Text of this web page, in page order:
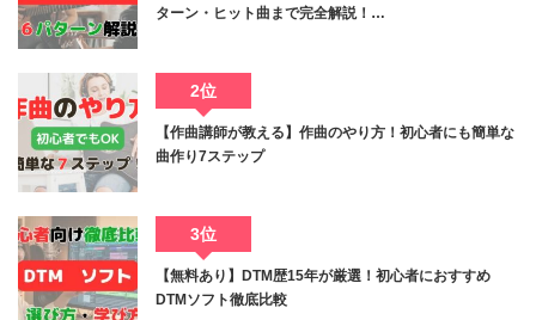
ターン・ヒット曲まで完全解説！…
2位
【作曲講師が教える】作曲のやり方！初心者にも簡単な
曲作り7ステップ
3位
【無料あり】DTM歴15年が厳選！初心者におすすめ
DTMソフト徹底比較